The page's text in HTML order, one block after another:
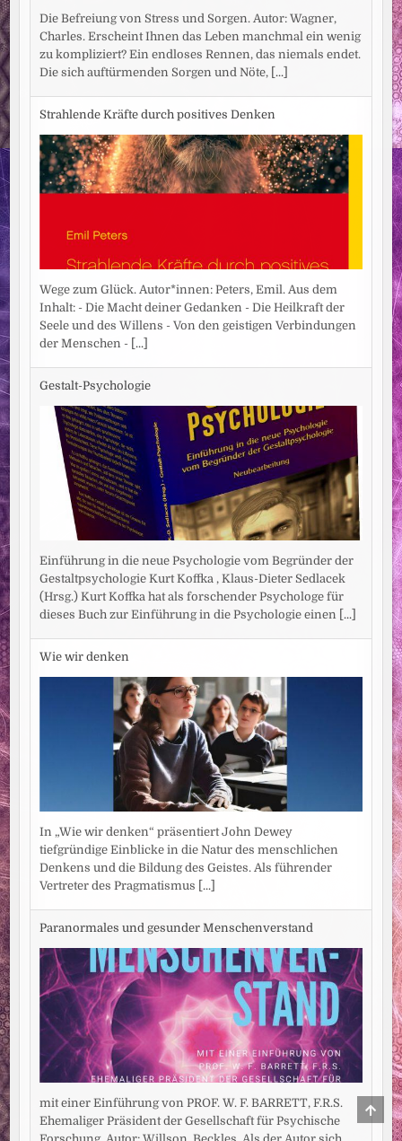
Die Befreiung von Stress und Sorgen. Autor: Wagner,
Charles. Erscheint Ihnen das Leben manchmal ein wenig
zu kompliziert? Ein endloses Rennen, das niemals endet.
Die sich auftürmenden Sorgen und Nöte, [...]
Strahlende Kräfte durch positives Denken
Wege zum Glück. Autor*innen: Peters, Emil. Aus dem
Inhalt: - Die Macht deiner Gedanken - Die Heilkraft der
Seele und des Willens - Von den geistigen Verbindungen
der Menschen - [...]
Gestalt-Psychologie
Einführung in die neue Psychologie vom Begründer der
Gestaltpsychologie Kurt Koffka , Klaus-Dieter Sedlacek
(Hrsg.) Kurt Koffka hat als forschender Psychologe für
dieses Buch zur Einführung in die Psychologie einen [...]
Wie wir denken
In „Wie wir denken“ präsentiert John Dewey
tiefgründige Einblicke in die Natur des menschlichen
Denkens und die Bildung des Geistes. Als führender
Vertreter des Pragmatismus [...]
Paranormales und gesunder Menschenverstand
mit einer Einführung von PROF. W. F. BARRETT, F.R.S.
Ehemaliger Präsident der Gesellschaft für Psychische
TO
TOP